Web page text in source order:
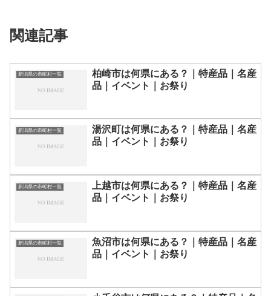
関連記事
新潟県の市町村一覧
柏崎市は何県にある？｜特産品｜名産
品｜イベント｜お祭り
新潟県の市町村一覧
湯沢町は何県にある？｜特産品｜名産
品｜イベント｜お祭り
新潟県の市町村一覧
上越市は何県にある？｜特産品｜名産
品｜イベント｜お祭り
新潟県の市町村一覧
魚沼市は何県にある？｜特産品｜名産
品｜イベント｜お祭り